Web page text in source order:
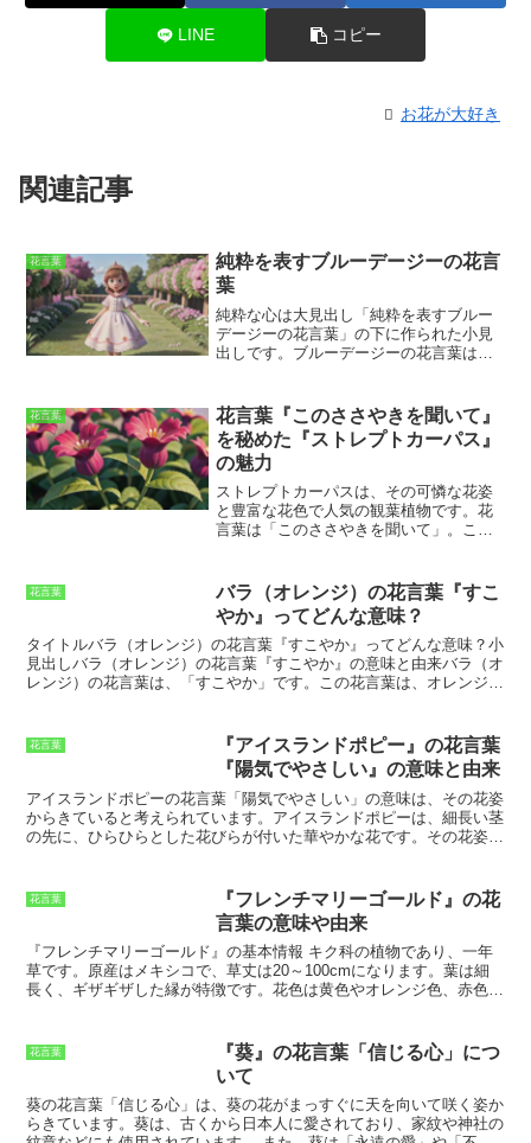
LINE コピー
お花が大好き
関連記事
花言葉
純粋を表すブルーデージーの花言
葉
純粋な心は大見出し「純粋を表すブルー
デージーの花言葉」の下に作られた小見
出しです。ブルーデージーの花言葉はた
ージーの花は青色が特徴で、青色は一般
的に平和、知性、誠実さを象徴していま
す。ブルーデージーの「純粋な心」とい
う花言葉は、ブルーデージーの花の青色
と、純粋な心が持っている清らかさや無
垢さのイメージが重なって生まれたもの
です。ブルーデージーは春から夏にかけ
て咲く花で、花期が長いのも特徴です。
は、長い間純粋な心を持ち続けてほしい
という願いを込めることができます。ま
た、ブルーデージーは比較的育てやすい
花なので、ガーデニング初心者の方にも
おすすめです。ブルーデージーの花言葉
である「純粋な心」は、恋愛や結婚など
の人間関係においても大切なものです。
ができ、相手を大切にすることができま
す。また、純粋な心を持つ人は、困難に
直面しても諦めずに努力することができ
ます。ブルーデージーの花言葉である
「純粋な心」は、人生においてとても大
切なものです。純粋な心を持つ人は、幸
せな人生を送ることができます。
花言葉
花言葉『このささやきを聞いて』
を秘めた『ストレプトカーパス』
の魅力
ストレプトカーパスは、その可憐な花姿
と豊富な花色で人気の観葉植物です。花
言葉は「このささやきを聞いて」。この
たものです。また、ストレプトカーパス
の花が、花を愛する人々に語りかけてい
るかのようにも見えます。ストレプトカ
ーパスは、南アフリカ原産の多年草で、
キツネノマゴ科に属します。草丈は10～
30cmほどで、葉はハート型をしていま
紫、青など、さまざまです。
ストレプト
カーパスは、育てやすい植物で、初心者
にもおすすめです。半日陰の場所を好
み、水やりは土が乾いたらたっぷりと与
えます。肥料は、春と秋に2週間おきに与
えます。ストレプトカーパスは、花をた
花言葉
バラ（オレンジ）の花言葉『すこ
やか』ってどんな意味？
タイトルバラ（オレンジ）の花言葉『すこやか』ってどんな意味？小
見出しバラ（オレンジ）の花言葉『すこやか』の意味と由来バラ（オ
レンジ）の花言葉は、「すこやか」です。この花言葉は、オレンジ色
ため、バラ（オレンジ）は、健康を願う贈り物として最適です。バラ
（オレンジ）の花言葉は、その由来にも由来しています。オレンジ色
のバラは、もともと、中国原産のバラでした。中国では、オレンジ色
のバラは、縁起の良い花とされ、結婚式の贈り物としてよく使われて
いました。このことから、バラ（オレンジ）は、「すこやか」という
花言葉を持つようになったと言われています。
花言葉
『アイスランドポピー』の花言葉
『陽気でやさしい』の意味と由来
アイスランドポピーの花言葉「陽気でやさしい」の意味は、その花姿
からきていると考えられています。アイスランドポピーは、細長い茎
の先に、ひらひらとした花びらが付いた華やかな花です。その花姿
いう花言葉も付けられています。アイスランドポピーは、ヨーロッパ
原産の多年草です。日本では、北海道や長野県などの寒冷地で栽培さ
れています。アイスランドポピーは、寒さに強く、育てやすい花で
す。また、花期が長く、5月から10月まで花を咲かせます。アイスラ
ンドポピーは、その華やかさと育てやすさから、ガーデニングに人気
の高い花です。
花言葉
『フレンチマリーゴールド』の花
言葉の意味や由来
『フレンチマリーゴールド』の基本情報 キク科の植物であり、一年
草です。原産はメキシコで、草丈は20～100cmになります。葉は細
長く、ギザギザした縁が特徴です。花色は黄色やオレンジ色、赤色な
表面が乾いたらたっぷり与えましょう。肥料は、緩効性化成肥料を月
に1回程度与えます。
『フレンチマリーゴールド』の利用法観賞用と
して花壇やプランターに植えられます。また、ハーブとしても利用さ
れ、料理の香り付けや薬用にも用いられます。
花言葉
『葵』の花言葉「信じる心」につ
いて
葵の花言葉「信じる心」は、葵の花がまっすぐに天を向いて咲く姿か
らきています。葵は、古くから日本人に愛されており、家紋や神社の